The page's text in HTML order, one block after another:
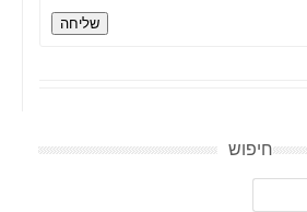
שליחה
חיפוש